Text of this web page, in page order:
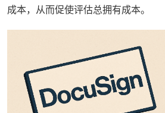
成本，从而促使评估总拥有成本。